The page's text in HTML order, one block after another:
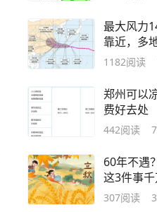
最大风力
靠近，多
1182阅读
郑州可以
费好去处
442阅读
60年不遇
这3件事
307阅读